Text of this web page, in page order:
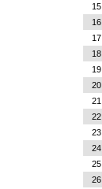
15
16
17
18
19
20
21
22
23
24
25
26